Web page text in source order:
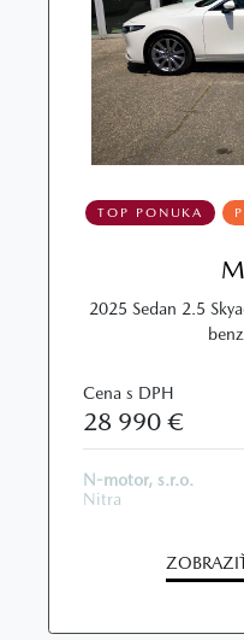
TOP PONUKA
2025 Sedan 2.5
Cena s DPH
28 990 €
N-motor, s.r.o.
Nitra